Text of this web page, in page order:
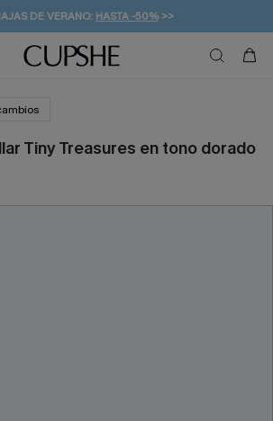
DE VERANO: HASTA -50%>>
DE VERANO:-10% EN 2 VESTIDOS
& GANAR -10% EXTRA!
GRATUITO A PARTIR DE 49 € >>
Tiny Treasures en tono dorado